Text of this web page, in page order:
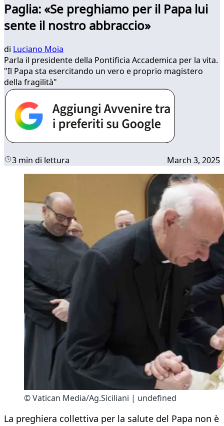
Paglia: «Se preghiamo per il Papa lui
sente il nostro abbraccio»
di Luciano Moia
Parla il presidente della Pontificia Accademica per la vita.
"Il Papa sta esercitando un vero e proprio magistero
della fragilità"
3 min di lettura March 3, 2025
© Vatican Media/Ag.Siciliani | undefined
La preghiera collettiva per la salute del Papa non è